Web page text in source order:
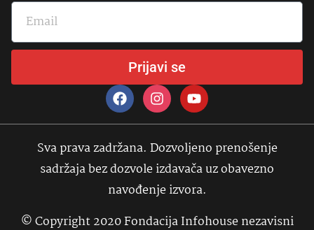
Prijavi se
Sva prava zadržana. Dozvoljeno prenošenje
sadržaja bez dozvole izdavača uz obavezno
navođenje izvora.
© Copyright 2020 Fondacija Infohouse nezavisni